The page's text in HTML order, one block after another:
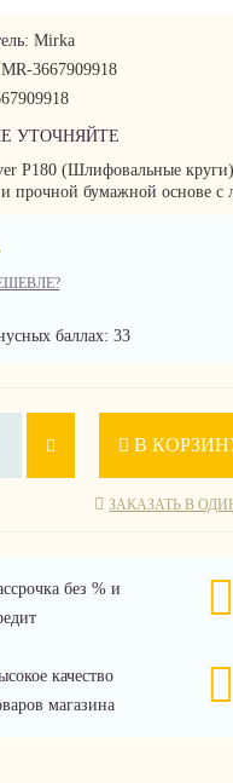
Mirka
MR-3667909918
УТОЧНЯЙТЕ
P180 (Шлифовальные
прочной бумажной основе с
баллах: 33
В
ЗАКАЗАТЬ В
без % и
качество
магазина